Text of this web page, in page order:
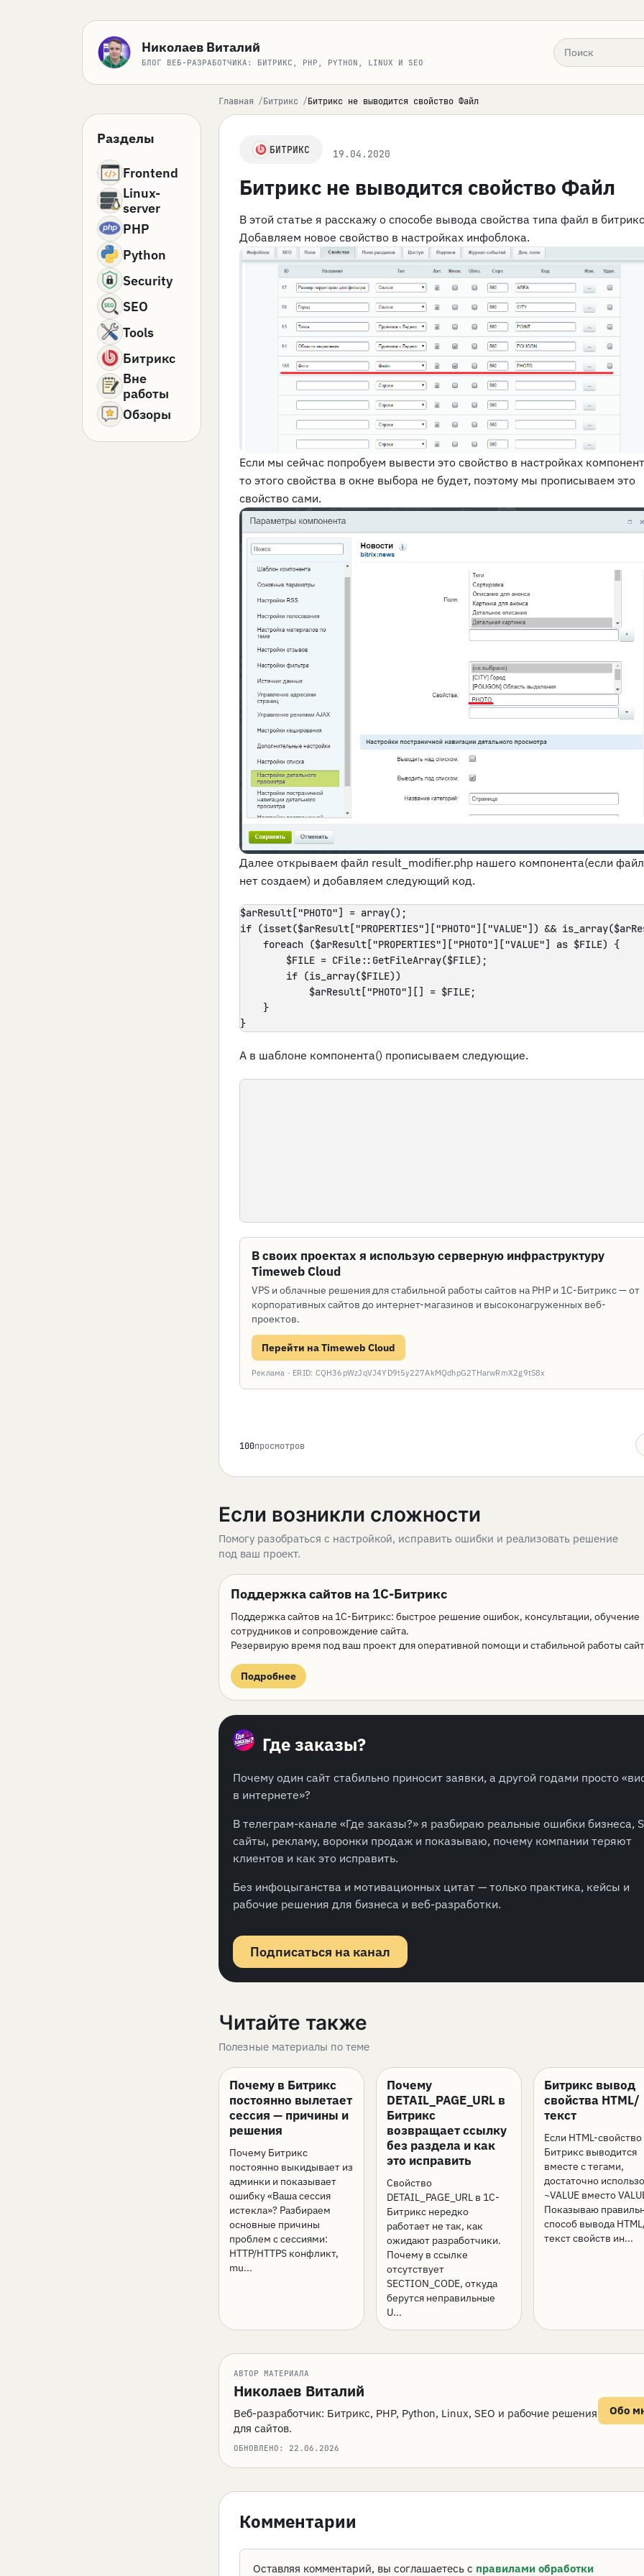
Николаев Виталий
БЛОГ ВЕБ-РАЗРАБОТЧИКА: БИТРИКС, PHP, PYTHON, LINUX И SEO Поиск по сайту
Разделы
Frontend
Linux-
server
PHP
Python
Security
SEO
Tools
Битрикс
Вне
работы
Обзоры
Главная Битрикс Битрикс не выводится свойство Файл
БИТРИКС 19.04.2020
Битрикс не выводится свойство Файл
В этой статье я расскажу о способе вывода свойства типа файл в
Добавляем новое свойство в настройках инфоблока.
Если мы сейчас попробуем вывести это свойство в настройках
то этого свойства в окне выбора не будет, поэтому мы прописываем это
свойство сами.
Далее открываем файл result_modifier.php нашего компонента(если
нет создаем) и добавляем следующий код.
$arResult["PHOTO"] = array();
if (isset($arResult["PROPERTIES"]["PHOTO"]["VALUE"]) &&
    foreach ($arResult["PROPERTIES"]["PHOTO"]["VALUE"] as $FILE) {
        $FILE = CFile::GetFileArray($FILE);
        if (is_array($FILE))
            $arResult["PHOTO"][] = $FILE;
    }
}
А в шаблоне компонента() прописываем следующие.
В своих проектах я использую серверную инфраструктуру
Timeweb Cloud
VPS и облачные решения для стабильной работы сайтов на PHP и 1С-Битрикс — от
корпоративных сайтов до интернет-магазинов и высоконагруженных веб-
проектов.
Перейти на Timeweb Cloud
Реклама · ERID: CQH36pWzJqVJ4YD9t5y227AkMQdhpG2THarwRmX2g9tS8x
100просмотров
Если возникли сложности
Помогу разобраться с настройкой, исправить ошибки и реализовать решение
под ваш проект.
Поддержка сайтов на 1С-Битрикс
Поддержка сайтов на 1С-Битрикс: быстрое решение ошибок, консультации, обучение
сотрудников и сопровождение сайта.
Резервирую время под ваш проект для оперативной помощи и стабильной работы
Подробнее
Где заказы?
Почему один сайт стабильно приносит заявки, а другой годами просто
в интернете»?
В телеграм-канале «Где заказы?» я разбираю реальные ошибки бизнеса,
сайты, рекламу, воронки продаж и показываю, почему компании теряют
клиентов и как это исправить.
Без инфоцыганства и мотивационных цитат — только практика, кейсы и
рабочие решения для бизнеса и веб-разработки.
Подписаться на канал
Читайте также
Полезные материалы по теме
Почему в Битрикс
постоянно вылетает
сессия — причины и
решения
Почему Битрикс
постоянно выкидывает из
админки и показывает
ошибку «Ваша сессия
истекла»? Разбираем
основные причины
проблем с сессиями:
HTTP/HTTPS конфликт,
mu...
Почему
DETAIL_PAGE_URL в
Битрикс
возвращает ссылку
без раздела и как
это исправить
Свойство
DETAIL_PAGE_URL в 1С-
Битрикс нередко
работает не так, как
ожидают разработчики.
Почему в ссылке
отсутствует
SECTION_CODE, откуда
берутся неправильные
U...
Битрикс вывод
свойства HTML/
текст
Если HTML-
Битрикс выводится
вместе с тегами,
достаточно
~VALUE вместо
Показываю
способ вывода
текст свойств ин...
АВТОР МАТЕРИАЛА
Николаев Виталий
Веб-разработчик: Битрикс, PHP, Python, Linux, SEO и рабочие решения
для сайтов.
ОБНОВЛЕНО: 22.06.2026
Обо
Комментарии
Оставляя комментарий, вы соглашаетесь с правилами обработки